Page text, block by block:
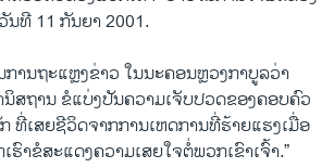
ທີ 11 ກັນຍາ 2001.
ານຖະແຫຼງຂ່າວ ໃນນະຄອນຫຼວງກາບູລວ່າ
ສຖານ ຂໍແບ່ງປັນຄວາມເຈັບປວດຂອງຄອບຄົວ
ທີ່ເສຍຊີວິດຈາກການເຫດການທີ່ຮ້າຍແຮງເມື່ອ
ຮົາຂໍສະແດງຄວາມເສຍໃຈຕໍ່ພວກເຂົາເຈົ້າ.”